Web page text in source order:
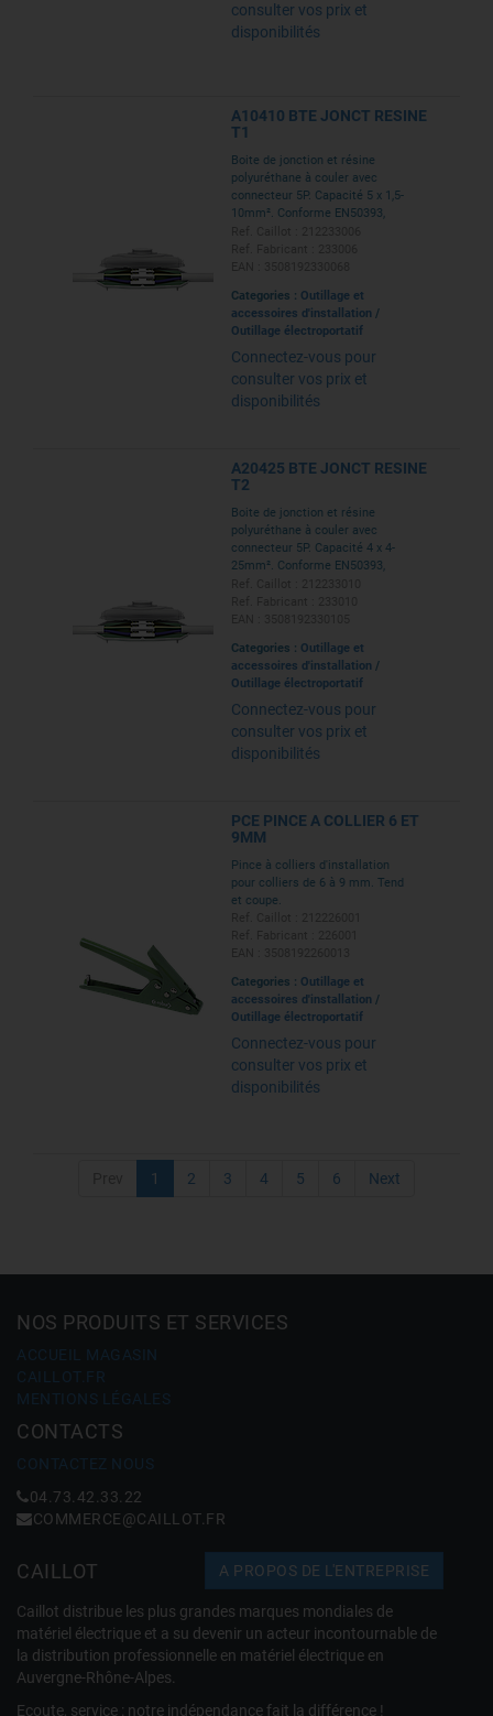
consulter vos prix et
disponibilités
A10410 BTE JONCT RESINE
T1
Boite de jonction et résine
polyuréthane à couler avec
connecteur 5P. Capacité 5 x 1,5-
10mm². Conforme EN50393,
Categories : Outillage et
accessoires d'installation /
Outillage électroportatif
Connectez-vous pour
consulter vos prix et
disponibilités
A20425 BTE JONCT RESINE
T2
Boite de jonction et résine
polyuréthane à couler avec
connecteur 5P. Capacité 4 x 4-
25mm². Conforme EN50393,
Categories : Outillage et
accessoires d'installation /
Outillage électroportatif
Connectez-vous pour
consulter vos prix et
disponibilités
PCE PINCE A COLLIER 6 ET
9MM
Pince à colliers d'installation
pour colliers de 6 à 9 mm. Tend
et coupe.
Categories : Outillage et
accessoires d'installation /
Outillage électroportatif
Connectez-vous pour
consulter vos prix et
disponibilités
1 2 3 4 5 6 Next
NOS PRODUITS ET SERVICES
ACCUEIL MAGASIN
CAILLOT.FR
MENTIONS LÉGALES
CONTACTS
CONTACTEZ NOUS
04.73.42.33.22
COMMERCE@CAILLOT.FR
CAILLOT A PROPOS DE L'ENTREPRISE
Caillot distribue les plus grandes marques mondiales de
matériel électrique et a su devenir un acteur incontournable de
la distribution professionnelle en matériel électrique en
Auvergne-Rhône-Alpes.
Ecoute, service : notre indépendance fait la différence !